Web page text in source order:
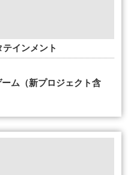
インメント
ム（新プロジェクト含